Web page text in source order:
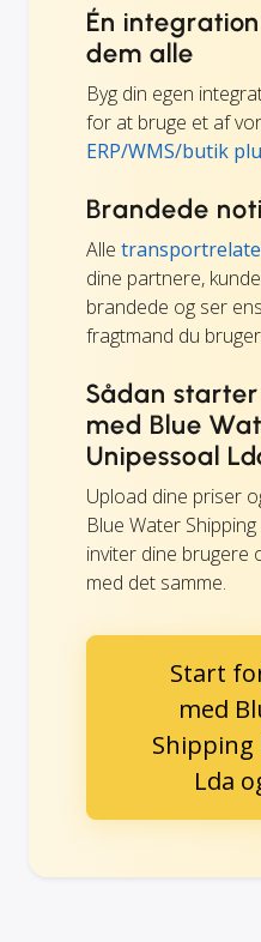
Én
dem alle
Byg din egen
for at bruge et af
ERP/WMS/butik
Brandede
Alle
dine partnere,
brandede og ser
fragtmand du
Sådan
med Blue
Unipessoal
Upload dine priser
Blue Water
inviter dine brugere
med det samme.
Start
med
Shipping
Lda